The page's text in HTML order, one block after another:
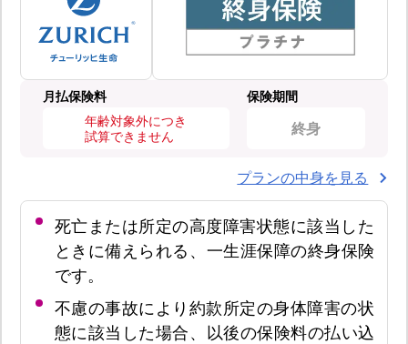
月払保険料
年齢対象外につき
試算できません
保険期間
終身
プランの中身を見る
死亡または所定の高度障害状態に該当した
ときに備えられる、一生涯保障の終身保険
です。
不慮の事故により約款所定の身体障害の状
態に該当した場合、以後の保険料の払い込